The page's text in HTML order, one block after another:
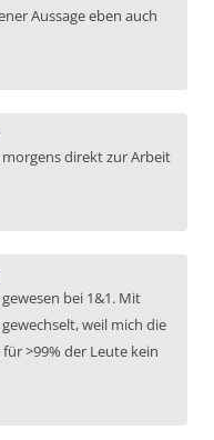
Aussage eben auch
direkt zur Arbeit
bei 1&1. Mit
weil mich die
>99% der Leute kein